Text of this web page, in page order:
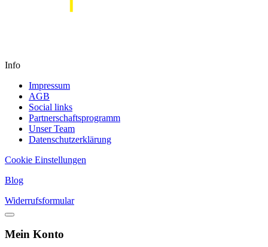
Info
Impressum
AGB
Social links
Partnerschaftsprogramm
Unser Team
Datenschutzerklärung
Cookie Einstellungen
Blog
Widerrufsformular
Mein Konto